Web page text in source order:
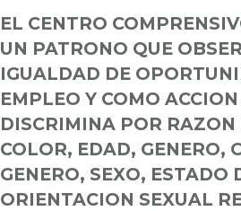
EL CENTRO
UN PATRONO QUE
IGUALDAD DE
EMPLEO Y COMO
DISCRIMINA POR RAZON
COLOR, EDAD, GENERO,
GENERO, SEXO, ESTADO
ORIENTACION SEXUAL